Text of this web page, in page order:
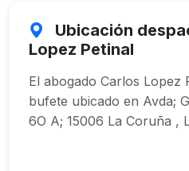
Ubicación
Lopez Petinal
El abogado Carlos Lopez
bufete ubicado en Avda;
6O A; 15006 La Coruña ,